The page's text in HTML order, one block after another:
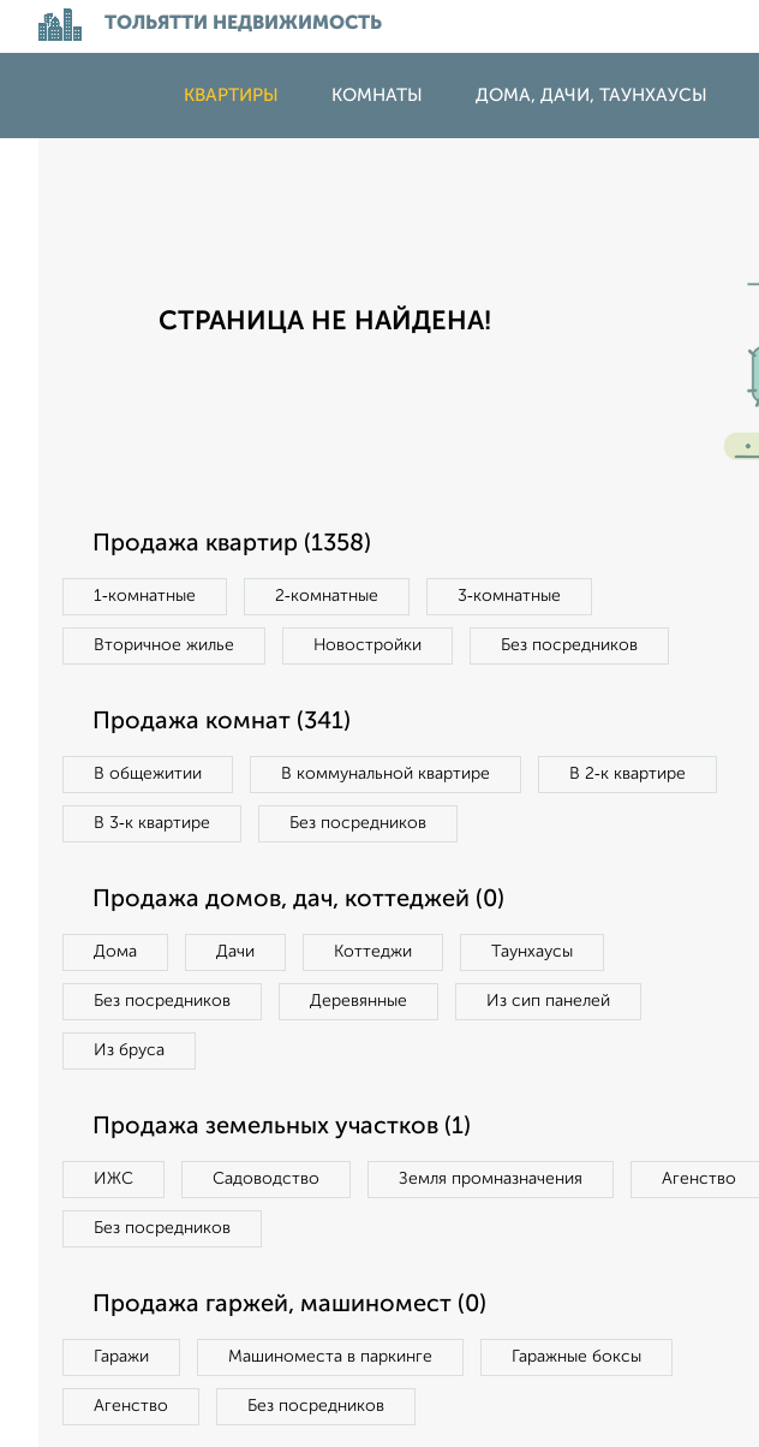
ТОЛЬЯТТИ НЕДВИЖИМОСТЬ
КВАРТИРЫ КОМНАТЫ ДОМА, ДАЧИ, ТАУНХАУСЫ
СТРАНИЦА НЕ НАЙДЕНА!
Продажа квартир (1358)
1‑комнатные 2‑комнатные 3‑комнатные
Вторичное жилье Новостройки Без посредников
Продажа комнат (341)
В общежитии В коммунальной квартире В 2‑к квартире
В 3‑к квартире Без посредников
Продажа домов, дач, коттеджей (0)
Дома Дачи Коттеджи Таунхаусы
Без посредников Деревянные Из сип панелей
Из бруса
Продажа земельных участков (1)
ИЖС Садоводство Земля промназначения Агенство
Без посредников
Продажа гаржей, машиномест (0)
Гаражи Машиноместа в паркинге Гаражные боксы
Агенство Без посредников